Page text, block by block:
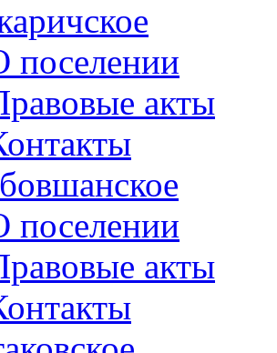
поселении
акты
поселении
акты